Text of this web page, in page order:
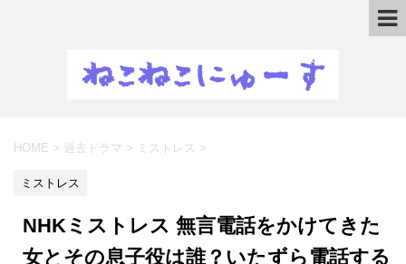
HOME > 過去ドラマ > ミストレス >
ミストレス
NHKミストレス 無言電話をかけてきた
女とその息子役は誰？いたずら電話する